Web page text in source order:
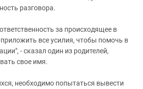
разговора.
за происходящее в
все усилия, чтобы помочь в
- сказал один из родителей,
свое имя.
необходимо попытаться вывести